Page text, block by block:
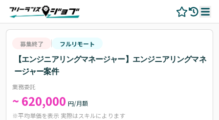
募集終了 フルリモート
【エンジニアリングマネージャー】エンジニアリングマネ
ージャー案件
業務委託
~ 620,000 円/月額
※平均単価を表示 実際はスキルによります